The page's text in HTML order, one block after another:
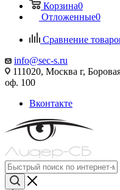
Корзина0
Отложенные0
Сравнение
info@sec-s.ru
111020, Москва г,
оф. 100
Вконтакте